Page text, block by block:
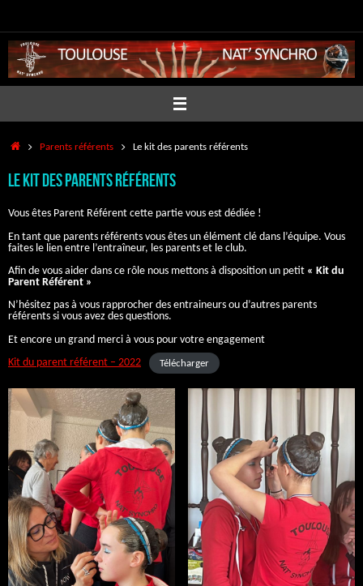
AccueilParents référents Le kit des parents référents
Le kit des parents référents
Vous êtes Parent Référent cette partie vous est dédiée !
En tant que parents référents vous êtes un élément clé dans l’équipe. Vous
faites le lien entre l’entraîneur, les parents et le club.
Afin de vous aider dans ce rôle nous mettons à disposition un petit « Kit du
Parent Référent »
N’hésitez pas à vous rapprocher des entraineurs ou d’autres parents
référents si vous avez des questions.
Et encore un grand merci à vous pour votre engagement
Kit du parent référent – 2022
Télécharger